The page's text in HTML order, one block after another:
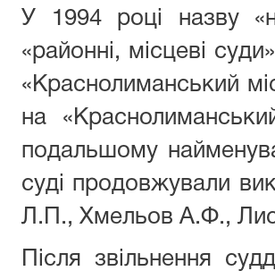
У 1994 році назву
«районні, місцеві
«Краснолиманський
на
подальшому
суді продовжували
Л.П., Хмельов А.Ф.,
Після звільнення